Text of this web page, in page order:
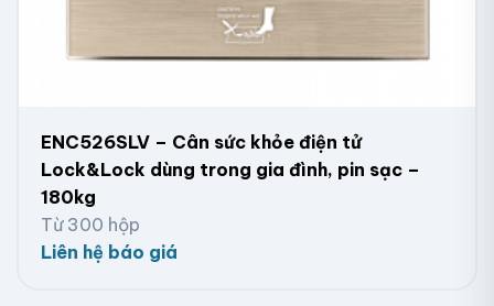
ENC526SLV – Cân sức khỏe điện tử
Lock&Lock dùng trong gia đình, pin sạc –
180kg
Từ 300 hộp
Liên hệ báo giá